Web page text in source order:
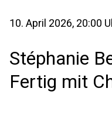
10. April 2026, 20:00
Stéphanie
Fertig mit